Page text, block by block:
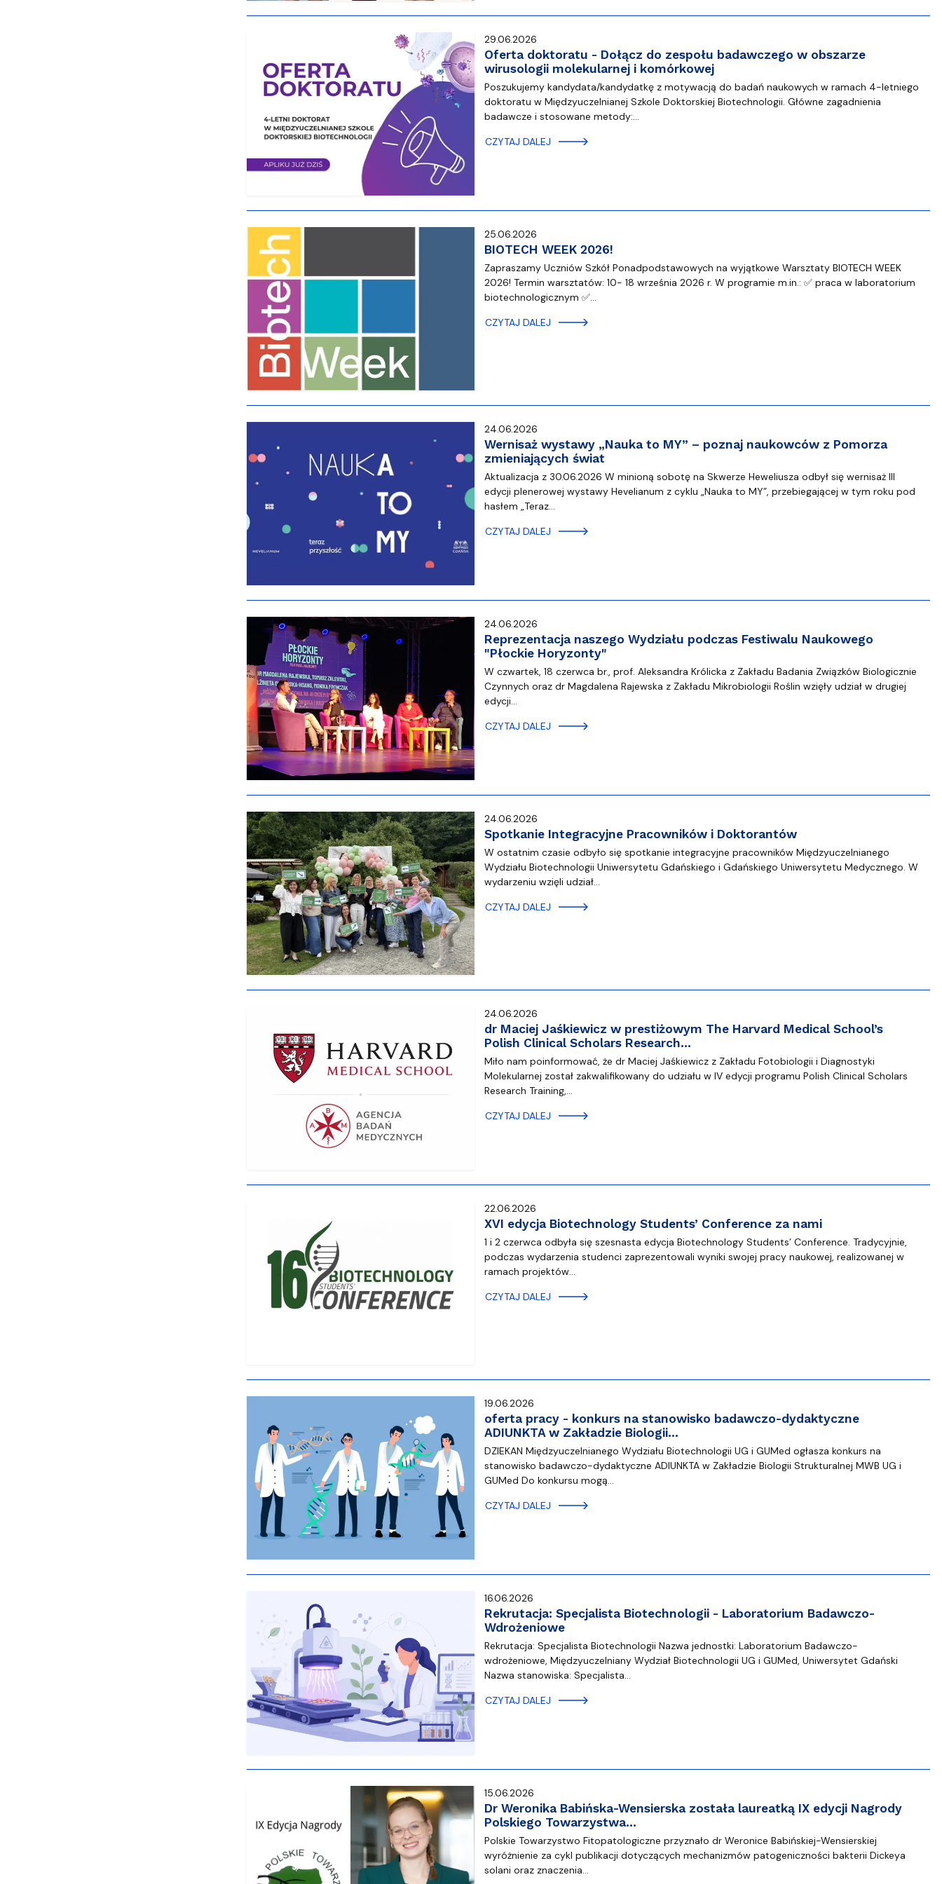
29.06.2026
Oferta doktoratu - Dołącz do zespołu badawczego w obszarze
wirusologii molekularnej i komórkowej
Poszukujemy kandydata/kandydatkę z motywacją do badań naukowych w ramach 4-letniego
doktoratu w Międzyuczelnianej Szkole Doktorskiej Biotechnologii. Główne zagadnienia
badawcze i stosowane metody:…
CZYTAJ DALEJ
25.06.2026
BIOTECH WEEK 2026!
Zapraszamy Uczniów Szkół Ponadpodstawowych na wyjątkowe Warsztaty BIOTECH WEEK
2026! Termin warsztatów: 10- 18 września 2026 r. W programie m.in.: ✅ praca w laboratorium
biotechnologicznym ✅…
CZYTAJ DALEJ
24.06.2026
Wernisaż wystawy „Nauka to MY” – poznaj naukowców z Pomorza
zmieniających świat
Aktualizacja z 30.06.2026 W minioną sobotę na Skwerze Heweliusza odbył się wernisaż III
edycji plenerowej wystawy Hevelianum z cyklu „Nauka to MY”, przebiegającej w tym roku pod
hasłem „Teraz…
CZYTAJ DALEJ
24.06.2026
Reprezentacja naszego Wydziału podczas Festiwalu Naukowego
"Płockie Horyzonty"
W czwartek, 18 czerwca br., prof. Aleksandra Królicka z Zakładu Badania Związków Biologicznie
Czynnych oraz dr Magdalena Rajewska z Zakładu Mikrobiologii Roślin wzięły udział w drugiej
edycji…
CZYTAJ DALEJ
24.06.2026
Spotkanie Integracyjne Pracowników i Doktorantów
W ostatnim czasie odbyło się spotkanie integracyjne pracowników Międzyuczelnianego
Wydziału Biotechnologii Uniwersytetu Gdańskiego i Gdańskiego Uniwersytetu Medycznego. W
wydarzeniu wzięli udział…
CZYTAJ DALEJ
24.06.2026
dr Maciej Jaśkiewicz w prestiżowym The Harvard Medical School’s
Polish Clinical Scholars Research…
Miło nam poinformować, że dr Maciej Jaśkiewicz z Zakładu Fotobiologii i Diagnostyki
Molekularnej został zakwalifikowany do udziału w IV edycji programu Polish Clinical Scholars
Research Training,…
CZYTAJ DALEJ
22.06.2026
XVI edycja Biotechnology Students’ Conference za nami
1 i 2 czerwca odbyła się szesnasta edycja Biotechnology Students’ Conference. Tradycyjnie,
podczas wydarzenia studenci zaprezentowali wyniki swojej pracy naukowej, realizowanej w
ramach projektów…
CZYTAJ DALEJ
19.06.2026
oferta pracy - konkurs na stanowisko badawczo-dydaktyczne
ADIUNKTA w Zakładzie Biologii…
DZIEKAN Międzyuczelnianego Wydziału Biotechnologii UG i GUMed ogłasza konkurs na
stanowisko badawczo-dydaktyczne ADIUNKTA w Zakładzie Biologii Strukturalnej MWB UG i
GUMed Do konkursu mogą…
CZYTAJ DALEJ
16.06.2026
Rekrutacja: Specjalista Biotechnologii - Laboratorium Badawczo-
Wdrożeniowe
Rekrutacja: Specjalista Biotechnologii Nazwa jednostki: Laboratorium Badawczo-
wdrożeniowe, Międzyuczelniany Wydział Biotechnologii UG i GUMed, Uniwersytet Gdański
Nazwa stanowiska: Specjalista…
CZYTAJ DALEJ
15.06.2026
Dr Weronika Babińska-Wensierska została laureatką IX edycji Nagrody
Polskiego Towarzystwa…
Polskie Towarzystwo Fitopatologiczne przyznało dr Weronice Babińskiej-Wensierskiej
wyróżnienie za cykl publikacji dotyczących mechanizmów patogeniczności bakterii Dickeya
solani oraz znaczenia…